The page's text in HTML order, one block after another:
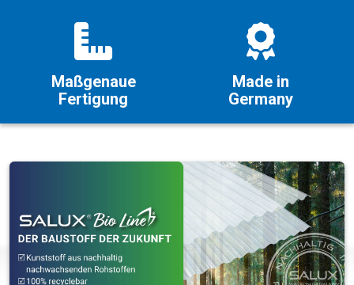
Maßgenaue
Fertigung
Made in
Germany